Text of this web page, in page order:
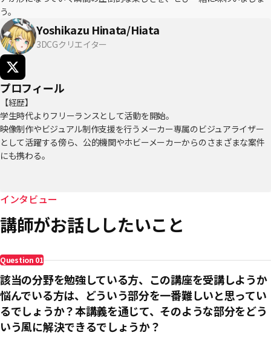
う。
Yoshikazu Hinata/Hiata
3DCGクリエイター
プロフィール
【経歴】
学生時代よりフリーランスとして活動を開始。
映像制作やビジュアル制作支援を行うメーカー専属のビジュアライザー
として活躍する傍ら、公的機関やホビーメーカーからのさまざまな案件
にも携わる。
・QUICAL ― プロップモデリング
・mooresh tech ― プロップモデリング
・REVOL GEAR ― イメージボード用戦闘機モデリング
・『クラユカバ』『クラメルカガリ』― 3Dレイアウト／3D背景制作
インタビュー
講師がお話ししたいこと
Question 01
該当の分野を勉強している方、この講座を受講しようか
悩んでいる方は、どういう部分を一番難しいと思ってい
るでしょうか？本講義を通じて、そのような部分をどう
いう風に解決できるでしょうか？